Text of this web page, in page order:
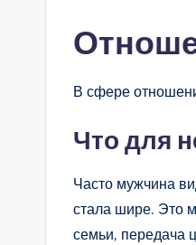
В сфере
Что для
Часто мужчина
стала шире. Это
семьи, передача